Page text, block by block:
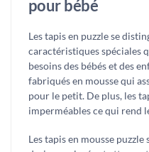
pour bébé
Les tapis en puzzle se
caractéristiques spéciales
besoins des bébés et des
fabriqués en mousse qui
pour le petit. De plus, les
imperméables ce qui rend
Les tapis en mousse